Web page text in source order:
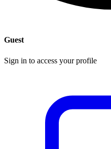
Guest
Sign in to access your profile